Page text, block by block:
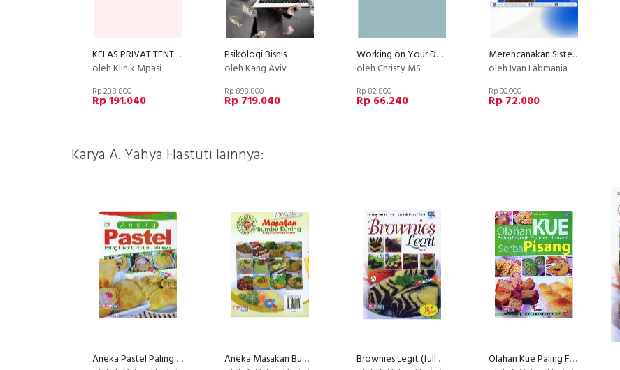
KELAS PRIVAT TENTANG MAKAN (by Klinik MPASI )
oleh Klinik Mpasi
Rp 238.800
Rp 191.040
Psikologi Bisnis
oleh Kang Aviv
Rp 898.800
Rp 719.040
Working on Your Depression
oleh Christy MS
Rp 82.800
Rp 66.240
Merencanakan Sistem Mutu Analisis
oleh Ivan Labmania
Rp 90.000
Rp 72.000
Karya A. Yahya Hastuti lainnya:
Aneka Pastel Paling Favorit, Populer, Istimewa (full color)
Aneka Masakan Bumbu Kuning Paling Favorit, Populer, Istimewa
Brownies Legit (full color)
Olahan Kue Paling Favorit Populer Istimewa Serba Pisang